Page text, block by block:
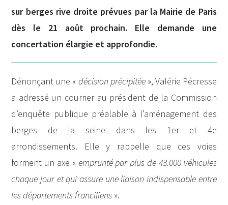
sur berges rive droite prévues par la Mairie de Paris
dès le 21 août prochain. Elle demande une
concertation élargie et approfondie.
Dénonçant une « décision précipitée», Valérie Pécresse
a adressé un courrier au président de la Commission
d’enquête publique préalable à l’aménagement des
berges de la seine dans les 1er et 4e
arrondissements. Elle y rappelle que ces voies
forment un axe « emprunté par plus de 43.000 véhicules
chaque jour et qui assure une liaison indispensable entre
les départements franciliens ».